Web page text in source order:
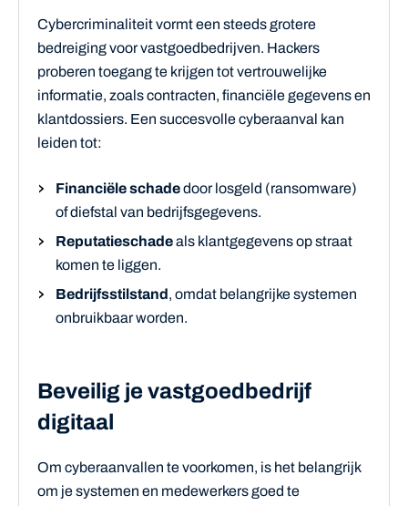
Cybercriminaliteit vormt een steeds grotere
bedreiging voor vastgoedbedrijven. Hackers
proberen toegang te krijgen tot vertrouwelijke
informatie, zoals contracten, financiële gegevens en
klantdossiers. Een succesvolle cyberaanval kan
leiden tot:
Financiële schadedoor losgeld (ransomware)
of diefstal van bedrijfsgegevens.
Reputatieschadeals klantgegevens op straat
komen te liggen.
Bedrijfsstilstand, omdat belangrijke systemen
onbruikbaar worden.
Beveilig je vastgoedbedrijf
digitaal
Om cyberaanvallen te voorkomen, is het belangrijk
om je systemen en medewerkers goed te